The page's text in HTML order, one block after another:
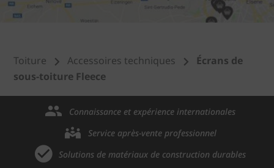
Toiture Accessoires techniques
Écrans de
sous-toiture Fleece
Connaissance et expérience internationales
Service après-vente professionnel
Solutions de matériaux de construction durables